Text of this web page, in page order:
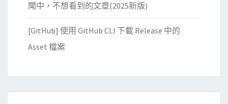
聞中，不想看到的文章(2025新版)
[GitHub] 使用 GitHub CLI 下載 Release 中的
Asset 檔案